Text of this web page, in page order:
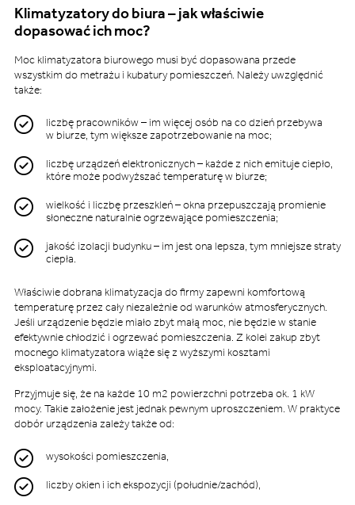
Klimatyzatory do biura – jak właściwie
dopasować ich moc?
Moc klimatyzatora biurowego musi być dopasowana przede
wszystkim do metrażu i kubatury pomieszczeń. Należy uwzględnić
także:
liczbę pracowników – im więcej osób na co dzień przebywa
w biurze, tym większe zapotrzebowanie na moc;
liczbę urządzeń elektronicznych – każde z nich emituje ciepło,
które może podwyższać temperaturę w biurze;
wielkość i liczbę przeszkleń – okna przepuszczają promienie
słoneczne naturalnie ogrzewające pomieszczenia;
jakość izolacji budynku – im jest ona lepsza, tym mniejsze straty
ciepła.
Właściwie dobrana klimatyzacja do firmy zapewni komfortową
temperaturę przez cały niezależnie od warunków atmosferycznych.
Jeśli urządzenie będzie miało zbyt małą moc, nie będzie w stanie
efektywnie chłodzić i ogrzewać pomieszczenia. Z kolei zakup zbyt
mocnego klimatyzatora wiąże się z wyższymi kosztami
eksploatacyjnymi.
Przyjmuje się, że na każde 10 m2 powierzchni potrzeba ok. 1 kW
mocy. Takie założenie jest jednak pewnym uproszczeniem. W praktyce
dobór urządzenia zależy także od:
wysokości pomieszczenia,
liczby okien i ich ekspozycji (południe/zachód),